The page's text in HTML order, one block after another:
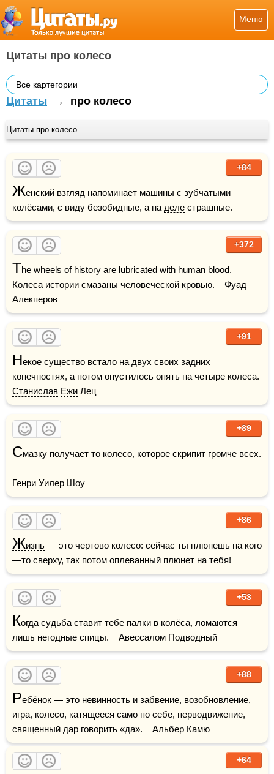
Меню
Цитаты про колесо
Все картегории
Цитаты → про колесо
Цитаты про колесо
+84
Женский взгляд напоминает машины с зубчатыми
колёсами, с виду безобидные, а на деле страшные.
+372
The wheels of history are lubricated with human blood.
Колеса истории смазаны человеческой кровью.    Фуад
Алекперов
+91
Некое существо встало на двух своих задних
Станислав Ежи Лец
+89
Смазку получает то колесо, которое скрипит громче всех.
Генри Уилер Шоу
+86
Жизнь — это чертово колесо: сейчас ты плюнешь на кого
—то сверху, так потом оплеванный плюнет на тебя!
+53
Когда судьба ставит тебе палки в колёса, ломаются
лишь негодные спицы.    Авессалом Подводный
+88
Р
игра, колесо, катящееся само по себе, перводвижение,
священный дар говорить «да».    Альбер Камю
+64